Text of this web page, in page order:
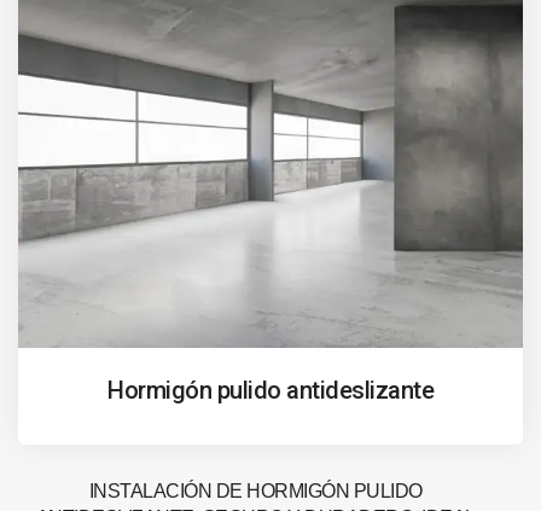
Hormigón pulido antideslizante
INSTALACIÓN DE HORMIGÓN PULIDO